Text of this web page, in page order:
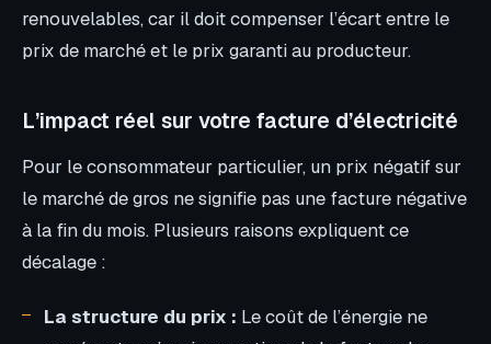
renouvelables, car il doit compenser l’écart entre le
prix de marché et le prix garanti au producteur.
L’impact réel sur votre facture d’électricité
Pour le consommateur particulier, un prix négatif sur
le marché de gros ne signifie pas une facture négative
à la fin du mois. Plusieurs raisons expliquent ce
décalage :
La structure du prix : Le coût de l’énergie ne